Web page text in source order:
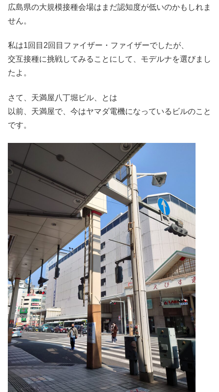
広島県の大規模接種会場はまだ認知度が低いのかもしれま
せん。
私は1回目2回目ファイザー・ファイザーでしたが、
交互接種に挑戦してみることにして、モデルナを選びまし
たよ。
さて、天満屋八丁堀ビル、とは
以前、天満屋で、今はヤマダ電機になっているビルのこと
です。